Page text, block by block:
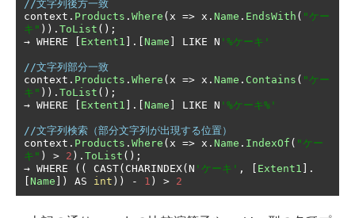
//文字列後方一致
context . Products . Where ( x => x . Name . EndsWith ( "ケー
キ" )). ToList ();
→ WHERE Extent1 ].[ Name LIKE N '%ケーキ'
//文字列部分一致
context . Products . Where ( x => x . Name . Contains ( "ケー
キ" )). ToList ();
→ WHERE Extent1 ].[ Name LIKE N '%ケーキ%'
//文字列検索（部分文字列が出現する位置）
context . Products . Where ( x => x . Name . IndexOf ( "ケー
キ" ) > 2 ). ToList ();
→ WHERE (( CAST( CHARINDEX( N 'ケーキ' , Extent1 ].
Name ]) AS int )) - 1 ) > 2